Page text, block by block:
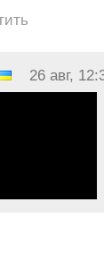
26 авг,